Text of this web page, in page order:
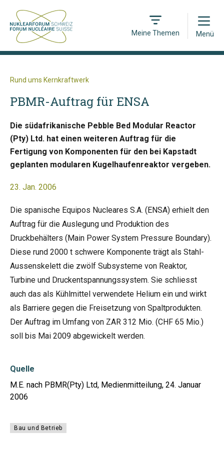
Meine Themen
Open
Menü
Rund ums Kernkraftwerk
PBMR-Auftrag für ENSA
Die südafrikanische Pebble Bed Modular Reactor
(Pty) Ltd. hat einen weiteren Auftrag für die
Fertigung von Komponenten für den bei Kapstadt
geplanten modularen Kugelhaufenreaktor vergeben.
23. Jan. 2006
Die spanische Equipos Nucleares S.A. (ENSA) erhielt den
Auftrag für die Auslegung und Produktion des
Druckbehälters (Main Power System Pressure Boundary).
Diese rund 2000 t schwere Komponente trägt als Stahl-
Aussenskelett die zwölf Subsysteme von Reaktor,
Turbine und Druckentspannungssystem. Sie schliesst
auch das als Kühlmittel verwendete Helium ein und wirkt
als Barriere gegen die Freisetzung von Spaltprodukten.
Der Auftrag im Umfang von ZAR 312 Mio. (CHF 65 Mio.)
soll bis Mai 2009 abgewickelt werden.
Quelle
M.E. nach PBMR(Pty) Ltd, Medienmitteilung, 24. Januar
2006
Bau und Betrieb